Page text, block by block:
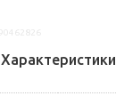
Характеристики